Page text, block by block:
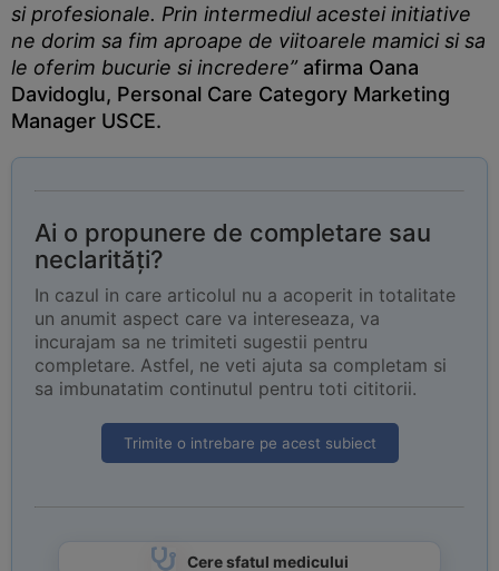
si profesionale. Prin intermediul acestei initiative
ne dorim sa fim aproape de viitoarele mamici si sa
le oferim bucurie si incredere” afirma Oana
Davidoglu, Personal Care Category Marketing
Manager USCE.
Ai o propunere de completare sau
neclarități?
In cazul in care articolul nu a acoperit in totalitate
un anumit aspect care va intereseaza, va
incurajam sa ne trimiteti sugestii pentru
completare. Astfel, ne veti ajuta sa completam si
sa imbunatatim continutul pentru toti cititorii.
Trimite o intrebare pe acest subiect
Cere sfatul medicului